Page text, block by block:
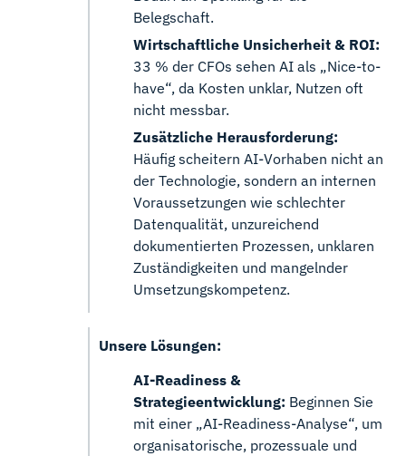
Belegschaft.
Wirtschaftliche Unsicherheit & ROI:
33 % der CFOs sehen AI als „Nice-to-
have“, da Kosten unklar, Nutzen oft
nicht messbar.
Zusätzliche Herausforderung:
Häufig scheitern AI-Vorhaben nicht an
der Technologie, sondern an internen
Voraussetzungen wie schlechter
Datenqualität, unzureichend
dokumentierten Prozessen, unklaren
Zuständigkeiten und mangelnder
Umsetzungskompetenz.
Unsere Lösungen:
AI-Readiness &
Strategieentwicklung: Beginnen Sie
mit einer „AI-Readiness-Analyse“, um
organisatorische, prozessuale und